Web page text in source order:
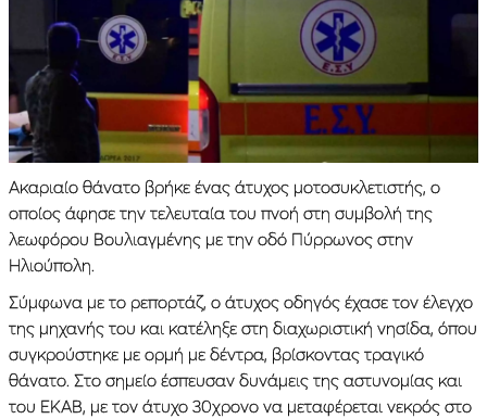
Ακαριαίο θάνατο βρήκε ένας άτυχος μοτοσυκλετιστής, ο
οποίος άφησε την τελευταία του πνοή στη συμβολή της
λεωφόρου Βουλιαγμένης με την οδό Πύρρωνος στην
Ηλιούπολη.
Σύμφωνα με το ρεπορτάζ, ο άτυχος οδηγός έχασε τον έλεγχο
της μηχανής του και κατέληξε στη διαχωριστική νησίδα, όπου
συγκρούστηκε με ορμή με δέντρα, βρίσκοντας τραγικό
θάνατο. Στο σημείο έσπευσαν δυνάμεις της αστυνομίας και
του ΕΚΑΒ, με τον άτυχο 30χρονο να μεταφέρεται νεκρός στο